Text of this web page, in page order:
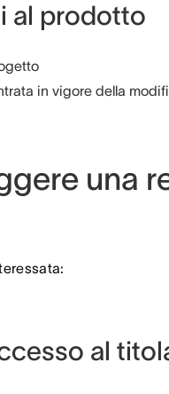
al prodotto
in vigore della
una
al